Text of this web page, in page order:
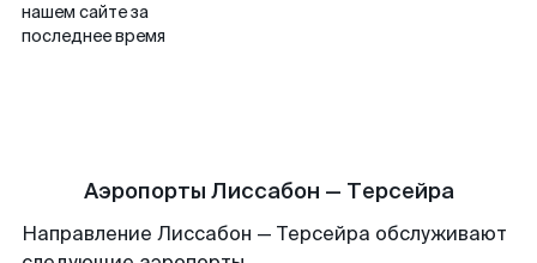
нашем сайте за
последнее время
Аэропорты Лиссабон — Терсейра
Направление Лиссабон — Терсейра обслуживают